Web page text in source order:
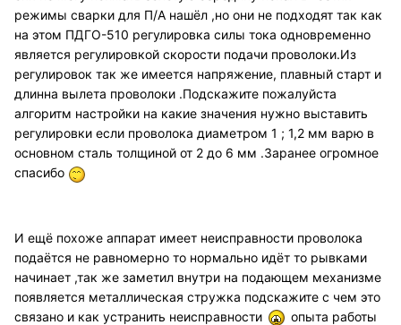
режимы сварки для П/А нашёл ,но они не подходят так как
на этом ПДГО-510 регулировка силы тока одновременно
является регулировкой скорости подачи проволоки.Из
регулировок так же имеется напряжение, плавный старт и
длинна вылета проволоки .Подскажите пожалуйста
алгоритм настройки на какие значения нужно выставить
регулировки если проволока диаметром 1 ; 1,2 мм варю в
основном сталь толщиной от 2 до 6 мм .Заранее огромное
спасибо
И ещё похоже аппарат имеет неисправности проволока
подаётся не равномерно то нормально идёт то рывками
начинает ,так же заметил внутри на подающем механизме
появляется металлическая стружка подскажите с чем это
связано и как устранить неисправности
опыта работы